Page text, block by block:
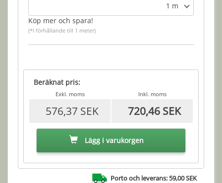
1 m
Köp mer och spara!
(*I förhållande till 1 meter)
Beräknat pris:
Exkl. moms Inkl. moms
576,37 SEK 720,46 SEK
Lägg i varukorgen
Porto och leverans: 59,00 SEK